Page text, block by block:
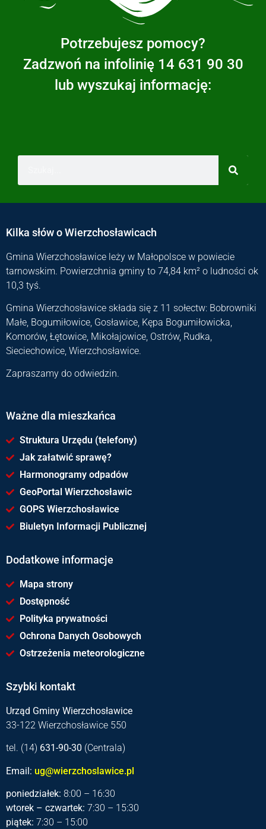
Potrzebujesz pomocy?
Zadzwoń na infolinię 14 631 90 30
lub wyszukaj informację:
Kilka słów o Wierzchosławicach
Gmina Wierzchosławice leży w Małopolsce w powiecie
tarnowskim. Powierzchnia gminy to 74,84 km² o ludności ok
10,3 tyś.
Gmina Wierzchosławice składa się z 11 sołectw: Bobrowniki
Małe, Bogumiłowice, Gosławice, Kępa Bogumiłowicka,
Komorów, Łętowice, Mikołajowice, Ostrów, Rudka,
Sieciechowice, Wierzchosławice.
Zapraszamy do odwiedzin.
Ważne dla mieszkańca
Struktura Urzędu (telefony)
Jak załatwić sprawę?
Harmonogramy odpadów
GeoPortal Wierzchosławic
GOPS Wierzchosławice
Biuletyn Informacji Publicznej
Dodatkowe informacje
Mapa strony
Dostępność
Polityka prywatności
Ochrona Danych Osobowych
Ostrzeżenia meteorologiczne
Szybki kontakt
Urząd Gminy Wierzchosławice
33-122 Wierzchosławice 550
tel. (14) 631-90-30 (Centrala)
Email: ug@wierzchoslawice.pl
poniedziałek: 8:00 – 16:30
wtorek – czwartek: 7:30 – 15:30
piątek: 7:30 – 15:00